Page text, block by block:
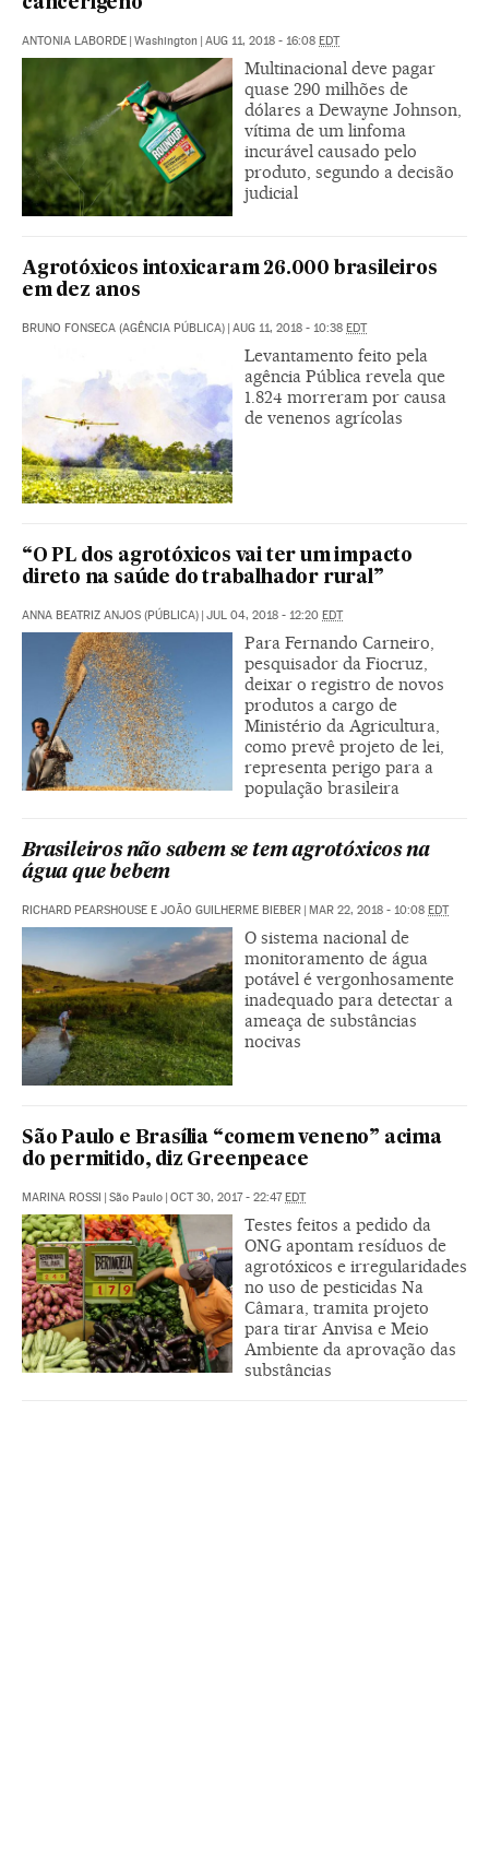
ANTONIA LABORDE | Washington | AUG 11, 2018 - 16:08 EDT
Multinacional deve pagar
quase 290 milhões de
dólares a Dewayne Johnson,
vítima de um linfoma
incurável causado pelo
produto, segundo a decisão
judicial
Agrotóxicos intoxicaram 26.000 brasileiros
em dez anos
BRUNO FONSECA (AGÊNCIA PÚBLICA) | AUG 11, 2018 - 10:38 EDT
Levantamento feito pela
agência Pública revela que
1.824 morreram por causa
de venenos agrícolas
“O PL dos agrotóxicos vai ter um impacto
direto na saúde do trabalhador rural”
ANNA BEATRIZ ANJOS (PÚBLICA) | JUL 04, 2018 - 12:20 EDT
Para Fernando Carneiro,
pesquisador da Fiocruz,
deixar o registro de novos
produtos a cargo de
Ministério da Agricultura,
como prevê projeto de lei,
representa perigo para a
população brasileira
Brasileiros não sabem se tem agrotóxicos na
água que bebem
RICHARD PEARSHOUSE E JOÃO GUILHERME BIEBER | MAR 22, 2018 - 10:08 EDT
O sistema nacional de
monitoramento de água
potável é vergonhosamente
inadequado para detectar a
ameaça de substâncias
nocivas
São Paulo e Brasília “comem veneno” acima
do permitido, diz Greenpeace
MARINA ROSSI | São Paulo | OCT 30, 2017 - 22:47EDT
Testes feitos a pedido da
ONG apontam resíduos de
agrotóxicos e irregularidades
no uso de pesticidas Na
Câmara, tramita projeto
para tirar Anvisa e Meio
Ambiente da aprovação das
substâncias